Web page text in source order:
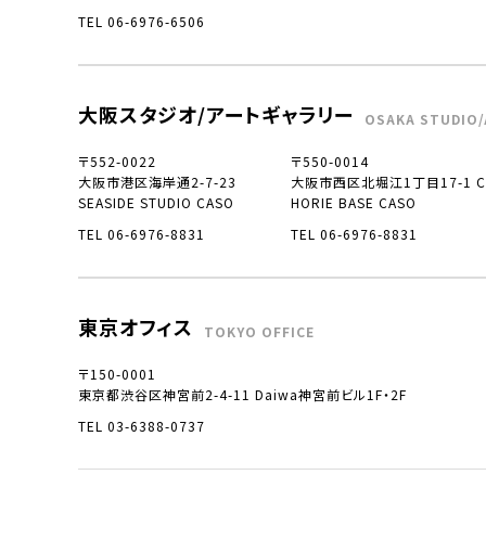
TEL 06-6976-6506
大阪スタジオ/アートギャラリー OSAKA
〒552-0022
大阪市港区海岸通2-7-23
SEASIDE STUDIO CASO
TEL 06-6976-8831
〒550-0014
大阪市西区北堀江1丁目17-1
HORIE BASE CASO
TEL 06-6976-8831
東京オフィス TOKYO OFFICE
〒150-0001
東京都渋谷区神宮前2-4-11 Daiwa神宮前ビル1F・2F
TEL 03-6388-0737